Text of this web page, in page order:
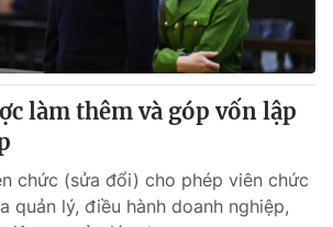
làm thêm và góp vốn lập
chức (sửa đổi) cho phép viên chức
quản lý, điều hành doanh nghiệp,